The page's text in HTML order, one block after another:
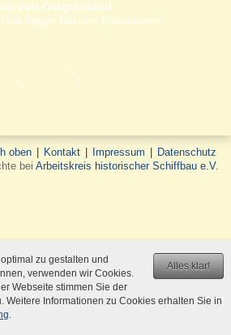
von Ostgrönland
liegen bei den Bildautoren
oben Kontakt Impressum
Datenschutz
bei Arbeitskreis historischer Schiffbau e.V.
Alles klar!
zu gestalten und
verwenden wir Cookies.
Webseite stimmen Sie der
Weitere Informationen zu Cookies erhalten Sie in